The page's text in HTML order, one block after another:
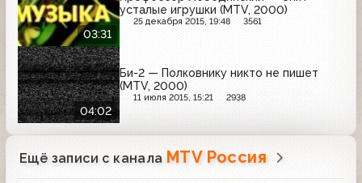
03:31
усталые игрушки (MTV, 2000)
25 декабря 2015, 19:48 3561
04:02
Би-2 — Полковнику никто не пишет
(MTV, 2000)
11 июля 2015, 15:21 2938
Ещё записи с канала MTV Россия